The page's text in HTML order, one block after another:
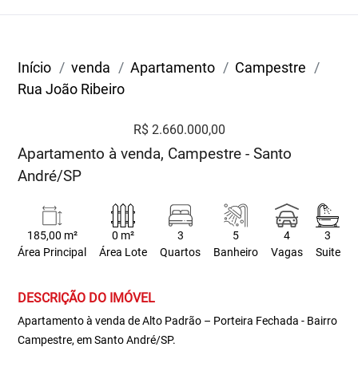
Início venda Apartamento
Campestre
Rua João Ribeiro
R$ 2.660.000,00
Apartamento à venda, Campestre - Santo
André/SP
185,00 m²
Área Principal
0 m²
Área Lote
3
Quartos
5
Banheiro
4
Vagas
3
Suite
DESCRIÇÃO DO IMÓVEL
Apartamento à venda de Alto Padrão – Porteira Fechada - Bairro
Campestre, em Santo André/SP.